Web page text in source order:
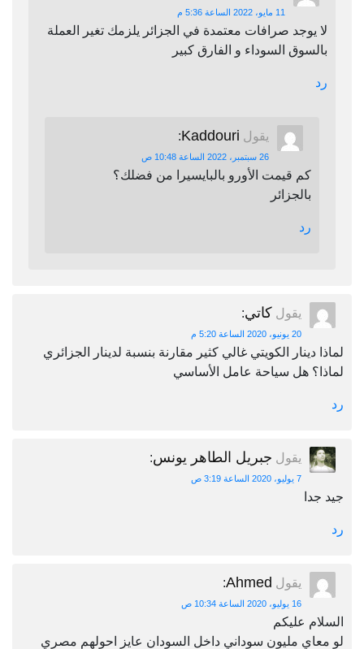
11 مايو، 2022 الساعة 5:36 م
لا يوجد صرافات معتمدة في الجزائر يلزمك تغير العملة
بالسوق السوداء و الفارق كبير
رد
يقول Kaddouri
:
26 سبتمبر، 2022 الساعة 10:48 ص
كم قيمت الأورو بالبايسيرا من فضلك؟
بالجزائر
رد
يقول كاتي:
20 يونيو، 2020 الساعة 5:20 م
لماذا دينار الكويتي غالي كثير مقارنة بنسبة لدينار الجزائري
لماذا؟ هل سياحة عامل الأساسي
رد
يقول جبريل الطاهر يونس:
7 يوليو، 2020 الساعة 3:19 ص
جيد جدا
رد
يقول Ahmed
:
16 يوليو، 2020 الساعة 10:34 ص
السلام عليكم
لو معاي مليون سوداني داخل السودان عايز احولهم مصري